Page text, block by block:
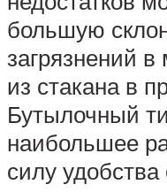
большую
загрязнений
из стакана в
Бутылочный
наибольшее
силу